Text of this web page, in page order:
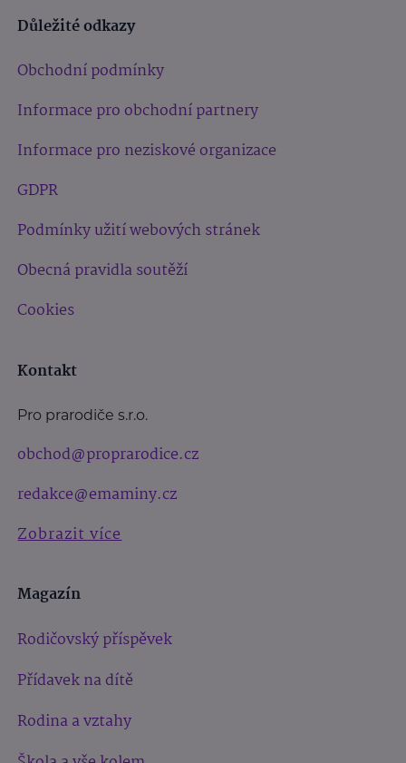
Důležité odkazy
Obchodní podmínky
Informace pro obchodní partnery
Informace pro neziskové organizace
GDPR
Podmínky užití webových stránek
Obecná pravidla soutěží
Cookies
Kontakt
Pro prarodiče s.r.o.
obchod@proprarodice.cz
redakce@emaminy.cz
Zobrazit více
Magazín
Rodičovský příspěvek
Přídavek na dítě
Rodina a vztahy